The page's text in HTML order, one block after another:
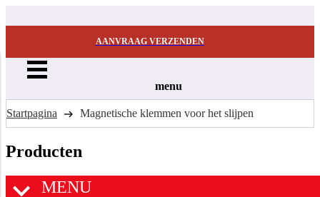
AANVRAAG VERZENDEN
menu
Startpagina Magnetische klemmen voor het slijpen
Producten
MENU